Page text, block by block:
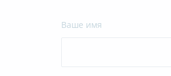
Ваше имя